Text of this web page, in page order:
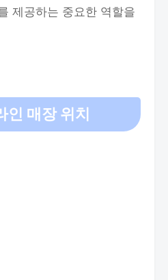
제공하는 중요한 역할을
인 매장 위치